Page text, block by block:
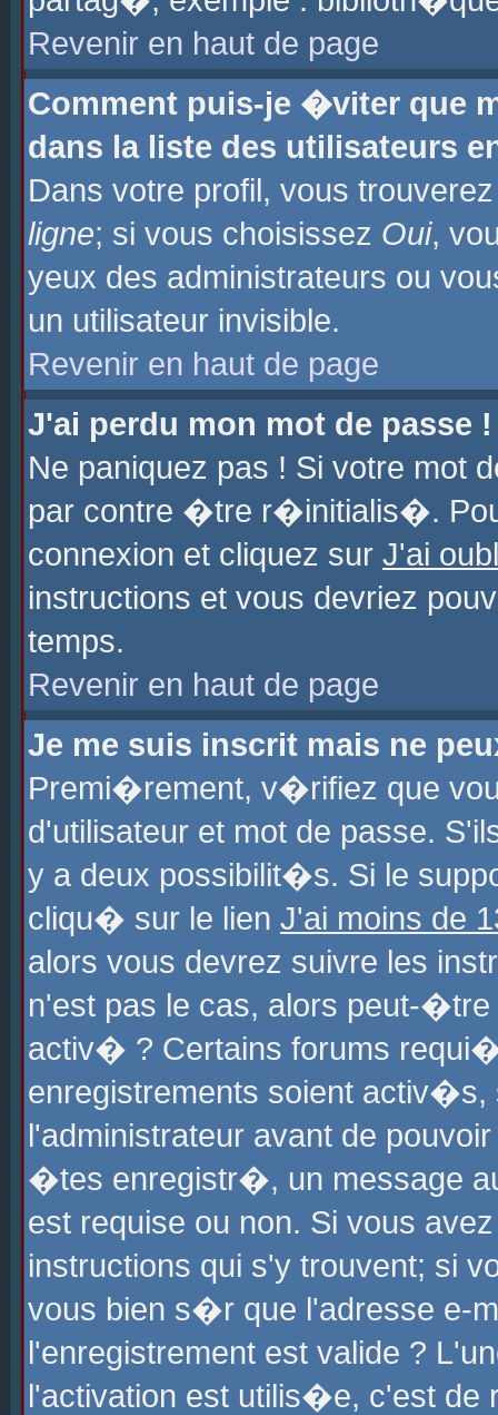
Revenir en haut de page
Comment puis-je �viter que
dans la liste des utilisateurs
Dans votre profil, vous
ligne; si vous choisissez Oui,
yeux des administrateurs ou
un utilisateur invisible.
Revenir en haut de page
J'ai perdu mon mot de passe !
Ne paniquez pas ! Si votre
par contre �tre r�initialis�.
connexion et cliquez sur J'ai
instructions et vous devriez
temps.
Revenir en haut de page
Je me suis inscrit mais ne
Premi�rement, v�rifiez que
d'utilisateur et mot de passe.
y a deux possibilit�s. Si le
cliqu� sur le lien J'ai moins de
alors vous devrez suivre les
n'est pas le cas, alors peut-
activ� ? Certains forums
enregistrements soient
l'administrateur avant de
�tes enregistr�, un message
est requise ou non. Si vous
instructions qui s'y trouvent; si
vous bien s�r que l'adresse e-
l'enregistrement est valide ?
l'activation est utilis�e, c'est